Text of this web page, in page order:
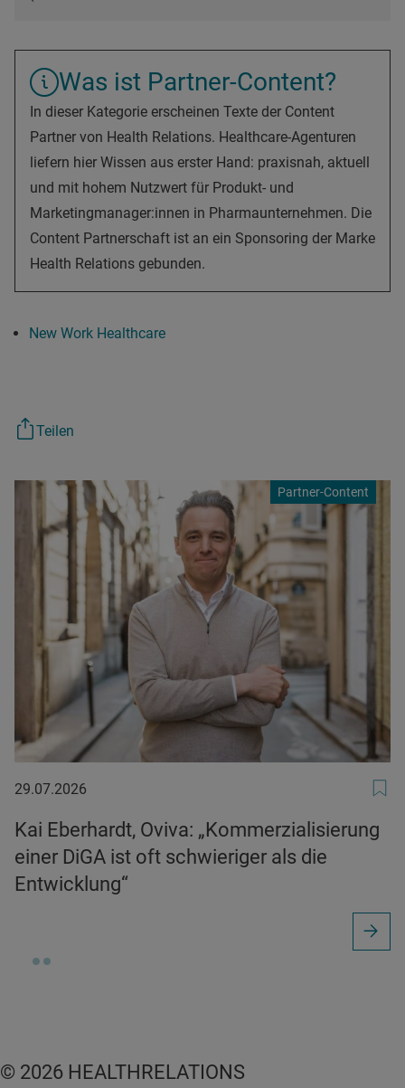
Was ist Partner-Content?
In dieser Kategorie erscheinen Texte der Content
Partner von Health Relations. Healthcare-Agenturen
liefern hier Wissen aus erster Hand: praxisnah, aktuell
und mit hohem Nutzwert für Produkt- und
Marketingmanager:innen in Pharmaunternehmen. Die
Content Partnerschaft ist an ein Sponsoring der Marke
Health Relations gebunden.
New Work Healthcare
Teilen
Partner-Content
29.07.2026
29.07.2026
Kai Eberhardt, Oviva: „Kommerzialisierung
einer DiGA ist oft schwieriger als die
Entwicklung“
© 2026 HEALTHRELATIONS